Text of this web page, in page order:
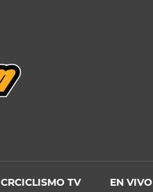
CRCICLISMO TV EN VIVO